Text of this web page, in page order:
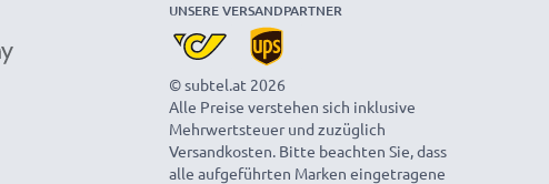
UNSERE VERSANDPARTNER
© subtel.at 2026
Alle Preise verstehen sich inklusive
Mehrwertsteuer und zuzüglich
Versandkosten. Bitte beachten Sie, dass
alle aufgeführten Marken eingetragene